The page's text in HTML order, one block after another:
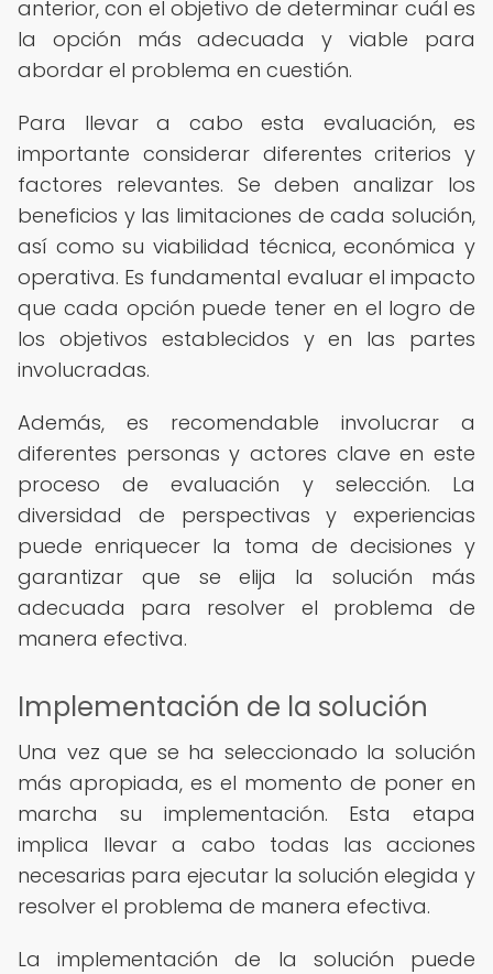
anterior, con el objetivo de determinar cuál es
la opción más adecuada y viable para
abordar el problema en cuestión.
Para llevar a cabo esta evaluación, es
importante considerar diferentes criterios y
factores relevantes. Se deben analizar los
beneficios y las limitaciones de cada solución,
así como su viabilidad técnica, económica y
operativa. Es fundamental evaluar el impacto
que cada opción puede tener en el logro de
los objetivos establecidos y en las partes
involucradas.
Además, es recomendable involucrar a
diferentes personas y actores clave en este
proceso de evaluación y selección. La
diversidad de perspectivas y experiencias
puede enriquecer la toma de decisiones y
garantizar que se elija la solución más
adecuada para resolver el problema de
manera efectiva.
Implementación de la solución
Una vez que se ha seleccionado la solución
más apropiada, es el momento de poner en
marcha su implementación. Esta etapa
implica llevar a cabo todas las acciones
necesarias para ejecutar la solución elegida y
resolver el problema de manera efectiva.
La implementación de la solución puede